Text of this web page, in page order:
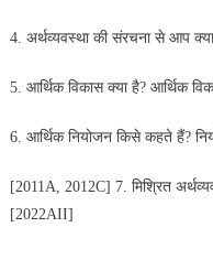
4. अर्थव्यवस्था की संरचना से आप
5. आर्थिक विकास क्या है? आर्थिक
6. आर्थिक नियोजन किसे कहते हैं?
[2011A, 2012C] 7. मिश्रित
[2022AII]